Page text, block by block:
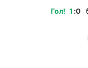
Гол! 1 :0